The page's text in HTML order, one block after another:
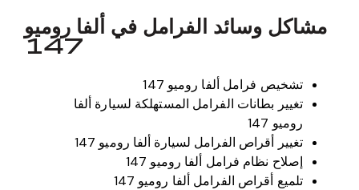
مشاكل وسائد الفرامل في ألفا روميو
147
تشخيص فرامل ألفا روميو 147
تغيير بطانات الفرامل المستهلكة لسيارة ألفا
روميو 147
تغيير أقراص الفرامل لسيارة ألفا روميو 147
إصلاح نظام فرامل ألفا روميو 147
تلميع أقراص الفرامل ألفا روميو 147